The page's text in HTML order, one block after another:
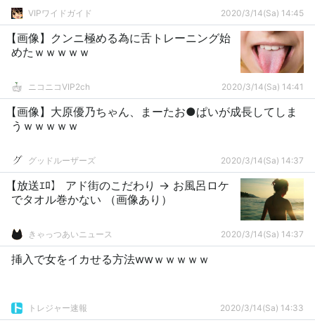
VIPワイドガイド 2020/3/14(Sa) 14:45
【画像】クンニ極める為に舌トレーニング始
めたｗｗｗｗｗ
ニコニコVIP2ch 2020/3/14(Sa) 14:41
【画像】大原優乃ちゃん、まーたお●ぱいが成長してしま
うｗｗｗｗｗ
グッドルーザーズ 2020/3/14(Sa) 14:37
【放送ｴﾛ】 アド街のこだわり → お風呂ロケ
でタオル巻かない （画像あり）
きゃっつあいニュース 2020/3/14(Sa) 14:37
挿入で女をイカせる方法wwｗｗｗｗｗ
トレジャー速報 2020/3/14(Sa) 14:33